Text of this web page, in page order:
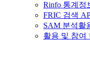
Rinfo 통계정
FRIC 검색
SAM 분석활
활용 및 참여